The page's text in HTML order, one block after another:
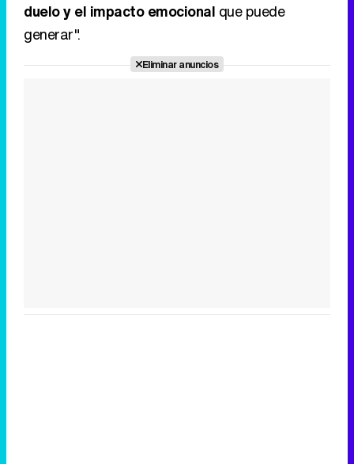
duelo y el impacto emocional que puede
generar".
Eliminar anuncios